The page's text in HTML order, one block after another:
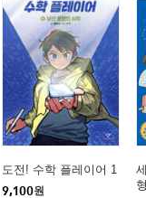
도전! 수학 플레이어 1
9,100원